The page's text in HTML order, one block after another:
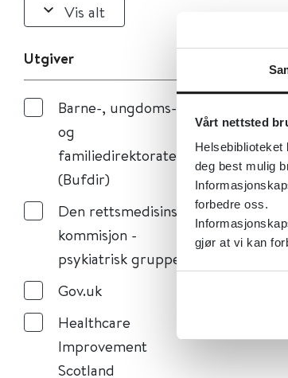
Vårt nettsted
deg best mulig
forbedre oss.
gjør at vi kan
Vis alt
Utgiver
Barne-, ungdoms-
og
familiedirektoratet
(Bufdir)
Den rettsmedisinske
kommisjon -
psykiatrisk gruppe
Gov.uk
Healthcare
Improvement
Scotland